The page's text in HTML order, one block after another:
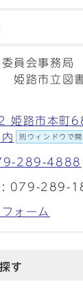
員会事務
姫路市立図
姫路市本町
別ウィンドウで開
289-4888
: 079-289-
ォーム
す